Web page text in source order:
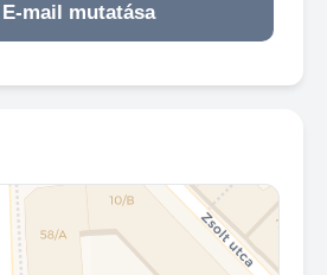
E-mail mutatása